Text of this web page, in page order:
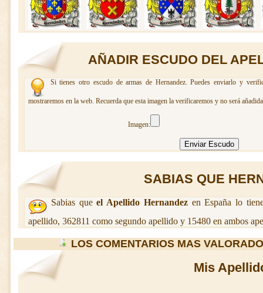
AÑADIR ESCUDO DEL
Si tienes otro escudo de armas de Hernandez. Puedes enviarlo y
mostraremos en la web. Recuerda que esta imagen la verificaremos y no será
Imagen:
SABIAS QUE
Sabias queel Apellido Hernandezen España lo
apellido, 362811 como segundo apellido y 15480 en ambos
LOS COMENTARIOS MAS
Mis